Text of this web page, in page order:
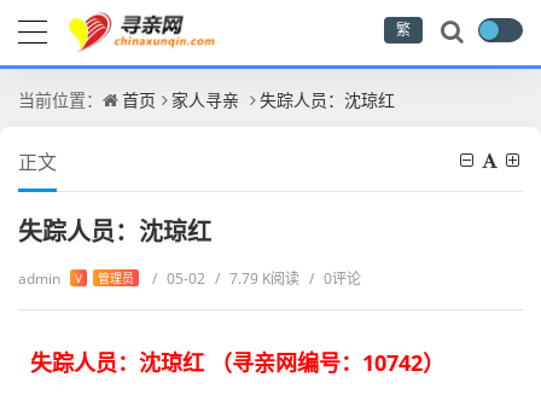
繁
当前位置： 首页 家人寻亲 失踪人员：沈琼红
正文
失踪人员：沈琼红
admin V 管理员 / 05-02 / 7.79 K阅读 / 0评论
失踪人员：沈琼红 （寻亲网编号： 10742）